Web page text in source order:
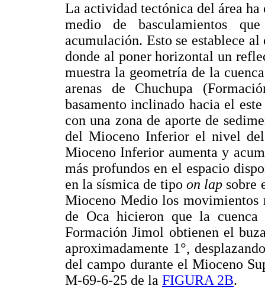
La actividad tectónica del área
medio de basculamientos
acumulación. Esto se establece
donde al poner horizontal un
muestra la geometría de la
arenas de Chuchupa
basamento inclinado hacia el
con una zona de aporte de
del Mioceno Inferior el nivel
Mioceno Inferior aumenta y
más profundos en el espacio
en la sísmica de tipoon lap sobre
Mioceno Medio los
de Oca hicieron que la
Formación Jimol obtienen el
aproximadamente 1°,
del campo durante el Mioceno
M-69-6-25 de la FIGURA 2B.